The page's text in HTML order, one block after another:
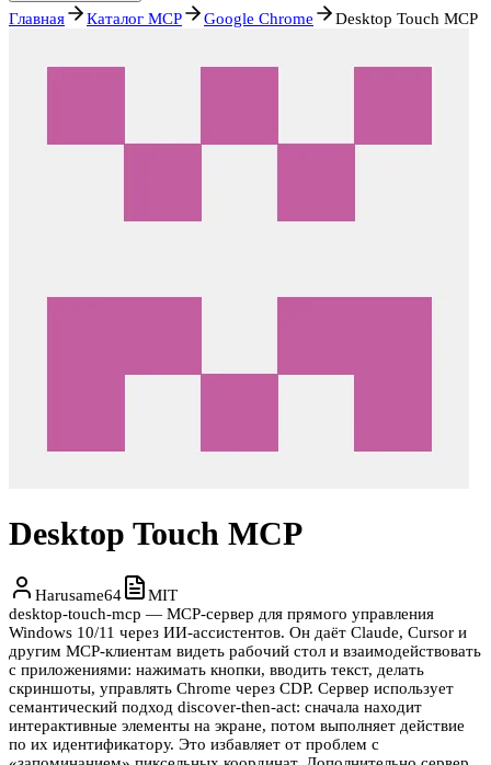
Главная Каталог MCP Google Chrome Desktop Touch MCP
Desktop Touch MCP
Harusame64
MIT
desktop-touch-mcp — MCP-сервер для прямого управления
Windows 10/11 через ИИ-ассистентов. Он даёт Claude, Cursor и
другим MCP-клиентам видеть рабочий стол и взаимодействовать
с приложениями: нажимать кнопки, вводить текст, делать
скриншоты, управлять Chrome через CDP. Сервер использует
семантический подход discover-then-act: сначала находит
интерактивные элементы на экране, потом выполняет действие
по их идентификатору. Это избавляет от проблем с